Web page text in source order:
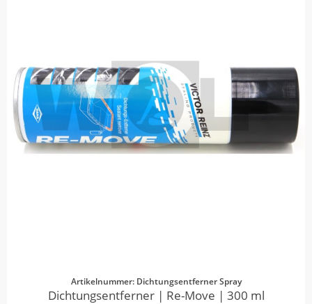
Artikelnummer: Dichtungsentferner Spray
Dichtungsentferner | Re-Move | 300 ml